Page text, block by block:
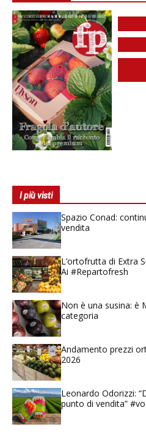
I più visti
Spazio Conad:
vendita
L’ortofrutta di Extra
Ai #Repartofresh
Non è una susina: è
categoria
Andamento prezzi
2026
Leonardo Odorizzi:
punto di vendita”